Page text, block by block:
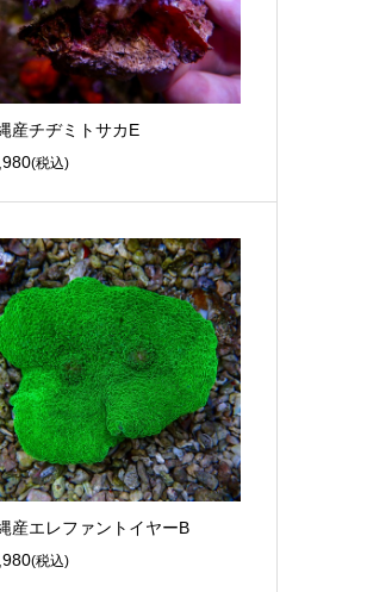
産チヂミトサカE
(税込)
産エレファントイヤーB
(税込)